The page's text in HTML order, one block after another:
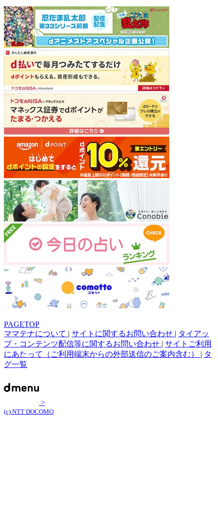
PAGETOP
ママテナについて | サイトに関するお問い合わせ | タイアッ
プ・コンテンツ配信等に関するお問い合わせ | サイトご利用
にあたって（ご利用端末からの外部送信のご案内含む） | タ
グ一覧
>
(c) NTT DOCOMO